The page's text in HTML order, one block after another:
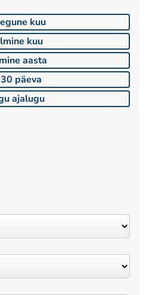
kuu
kuu
aasta
päeva
ajalugu